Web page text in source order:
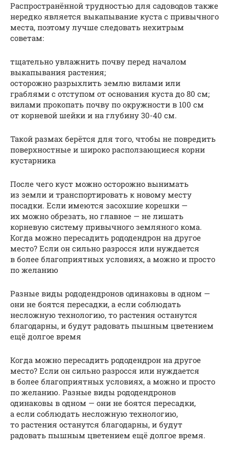
Распространённой трудностью для садоводов также
нередко является выкапывание куста с привычного
места, поэтому лучше следовать нехитрым
советам:
тщательно увлажнить почву перед началом
выкапывания растения;
осторожно разрыхлить землю вилами или
граблями с отступом от основания куста до 80 см;
вилами прокопать почву по окружности в 100 см
от корневой шейки и на глубину 30-40 см.
Такой размах берётся для того, чтобы не повредить
поверхностные и широко расползающиеся корни
кустарника
После чего куст можно осторожно вынимать
из земли и транспортировать к новому месту
посадки. Если имеются засохшие корешки —
их можно обрезать, но главное — не лишать
корневую систему привычного земляного кома.
Когда можно пересадить рододендрон на другое
место? Если он сильно разросся или нуждается
в более благоприятных условиях, а можно и просто
по желанию
Разные виды рододендронов одинаковы в одном —
они не боятся пересадки, а если соблюдать
несложную технологию, то растения останутся
благодарны, и будут радовать пышным цветением
ещё долгое время
Когда можно пересадить рододендрон на другое
место? Если он сильно разросся или нуждается
в более благоприятных условиях, а можно и просто
по желанию. Разные виды рододендронов
одинаковы в одном — они не боятся пересадки,
а если соблюдать несложную технологию,
то растения останутся благодарны, и будут
радовать пышным цветением ещё долгое время.